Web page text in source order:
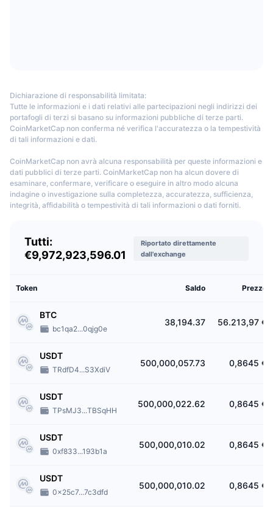
Calendario eventi
tra cui le principali monete come:
BTC ,
DOGE ,AVAX,MATIC, DOTe altre ancora.
Quanto costano le commissioni Bybit?
taker. I livelli includono: non-VIP, VIP 1, VIP 2, VIP 3, Pro 1, Pro 2 e Pro 3. Per
gli utenti di livello non VIP, le spese di fabbricazione e acquisizione sono
del 0,10% per il trading spot e del 0,06% (taker) e del 0,01% (maker) per il
perpetual trading e per i futures. Per Pro 3, le commissioni di trading spot
È possibile utilizzare la leva finanziaria o il
Margine Trading su Bybit?
Il mercato di scambio offre anche la possibilità di fare trading con levafino
BTC/USD, ETH/USD, XRP/USD, EOS/USD e contratti perpetual. Anche gli
utenti possono utilizzare l'isolated margin cross margin
. I clienti hanno
leveraged tokens.
Tutti:
€9,972,923,596.01
Riportato direttamente
dall'exchange
Token Saldo Prezzo
BTC
bc1qa2...0qjg0e
38,194.37 56.213,97 €
USDT
TRdfD4...S3XdiV
500,000,057.73 0,8645 €
USDT
TPsMJ3...TBSqHH
500,000,022.62 0,8645 €
USDT
0xf833...193b1a
500,000,010.02 0,8645 €
USDT
0x25c7...7c3dfd
500,000,010.02 0,8645 €
Dichiarazione di responsabilità limitata:
Tutte le informazioni e i dati relativi alle partecipazioni negli indirizzi dei
portafogli di terzi si basano su informazioni pubbliche di terze parti.
CoinMarketCap non conferma né verifica l'accuratezza o la tempestività
di tali informazioni e dati.
CoinMarketCap non avrà alcuna responsabilità per queste informazioni e
dati pubblici di terze parti. CoinMarketCap non ha alcun dovere di
esaminare, confermare, verificare o eseguire in altro modo alcuna
indagine o investigazione sulla completezza, accuratezza, sufficienza,
integrità, affidabilità o tempestività di tali informazioni o dati forniti.